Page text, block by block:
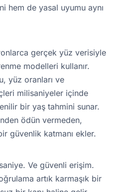
hem de yasal uyumu aynı
gerçek yüz verisiyle
modelleri kullanır.
yüz oranları ve
milisaniyeler içinde
bir yaş tahmini sunar.
ödün vermeden,
güvenlik katmanı ekler.
Ve güvenli erişim.
artık karmaşık bir